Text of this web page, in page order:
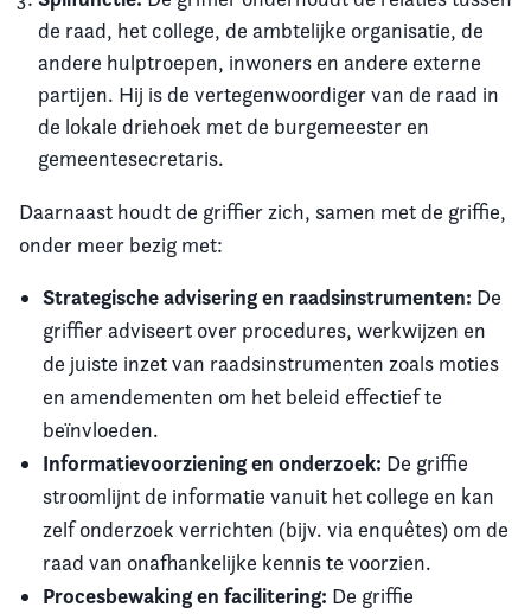
de raad, het college, de ambtelijke organisatie, de
andere hulptroepen, inwoners en andere externe
partijen. Hij is de vertegenwoordiger van de raad in
de lokale driehoek met de burgemeester en
gemeentesecretaris.
Daarnaast houdt de griffier zich, samen met de griffie,
onder meer bezig met:
Strategische advisering en raadsinstrumenten: De
griffier adviseert over procedures, werkwijzen en
de juiste inzet van raadsinstrumenten zoals moties
en amendementen om het beleid effectief te
beïnvloeden.
Informatievoorziening en onderzoek: De griffie
stroomlijnt de informatie vanuit het college en kan
zelf onderzoek verrichten (bijv. via enquêtes) om de
raad van onafhankelijke kennis te voorzien.
Procesbewaking en facilitering: De griffie